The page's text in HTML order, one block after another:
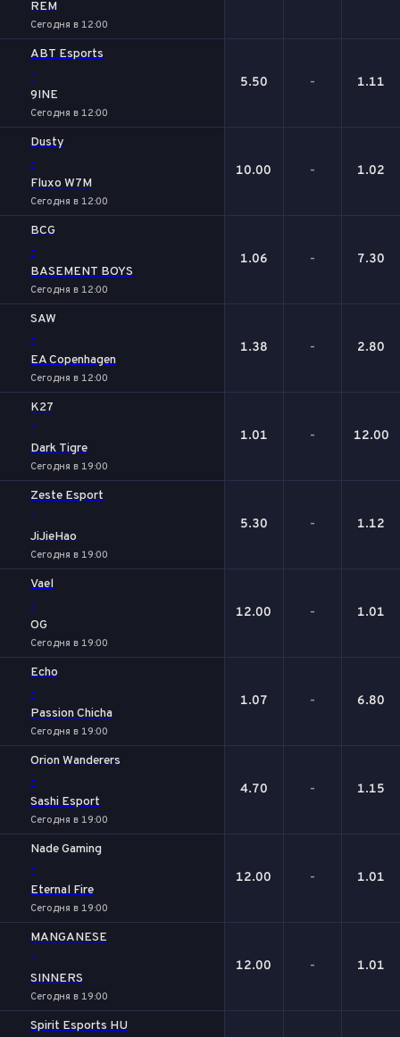
REM
Сегодня в 12:00
ABT Esports
-
9INE
Сегодня в 12:00
5.50 - 1.11
Dusty
-
Fluxo W7M
Сегодня в 12:00
10.00 - 1.02
BCG
-
BASEMENT BOYS
Сегодня в 12:00
1.06 - 7.30
SAW
-
EA Copenhagen
Сегодня в 12:00
1.38 - 2.80
K27
-
Dark Tigre
Сегодня в 19:00
1.01 - 12.00
Zeste Esport
-
JiJieHao
Сегодня в 19:00
5.30 - 1.12
Vael
-
OG
Сегодня в 19:00
12.00 - 1.01
Echo
-
Passion Chicha
Сегодня в 19:00
1.07 - 6.80
Orion Wanderers
-
Sashi Esport
Сегодня в 19:00
4.70 - 1.15
Nade Gaming
-
Eternal Fire
Сегодня в 19:00
12.00 - 1.01
MANGANESE
-
SINNERS
Сегодня в 19:00
12.00 - 1.01
Spirit Esports HU